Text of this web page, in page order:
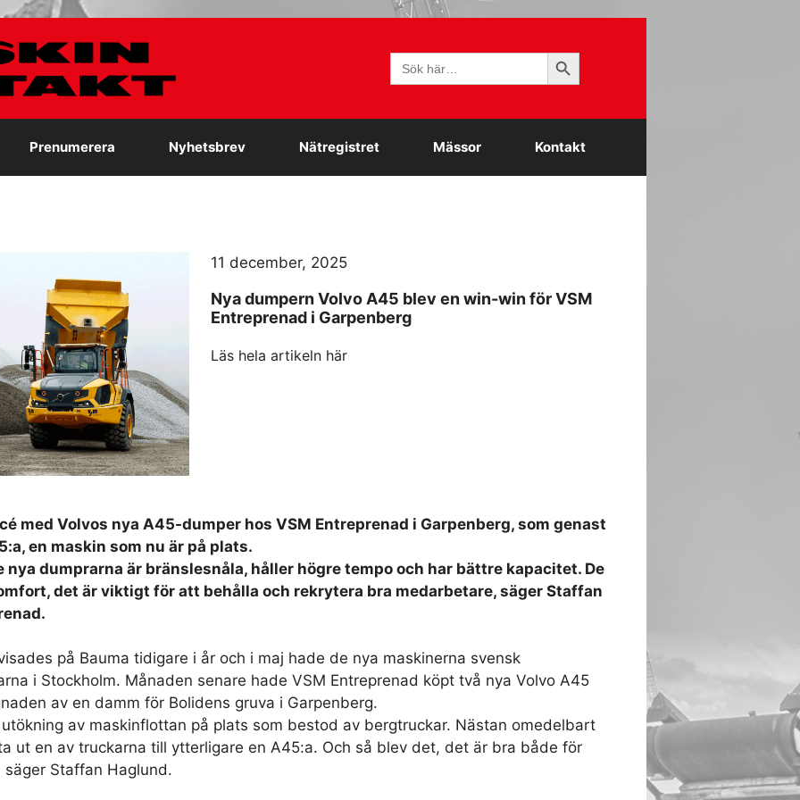
Sök
efter:
Sökknapp
Prenumerera Nyhetsbrev Nätregistret Mässor Kontakt
11 december, 2025
Nya dumpern Volvo A45 blev en win-win för VSM
Entreprenad i Garpenberg
Läs hela artikeln här
med Volvos nya A45-dumper hos VSM Entreprenad i Garpenberg, som genast
en maskin som nu är på plats.
nya dumprarna är bränslesnåla, håller högre tempo och har bättre kapacitet. De
det är viktigt för att behålla och rekrytera bra medarbetare, säger Staffan
på Bauma tidigare i år och i maj hade de nya maskinerna svensk
i Stockholm. Månaden senare hade VSM Entreprenad köpt två nya Volvo A45
av en damm för Bolidens gruva i Garpenberg.
av maskinflottan på plats som bestod av bergtruckar. Nästan omedelbart
ut en av truckarna till ytterligare en A45:a. Och så blev det, det är bra både för
Staffan Haglund.